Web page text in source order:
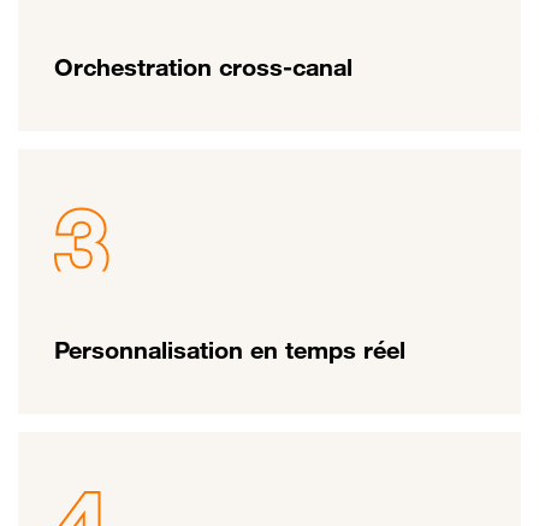
Orchestration cross-canal
Personnalisation en temps réel